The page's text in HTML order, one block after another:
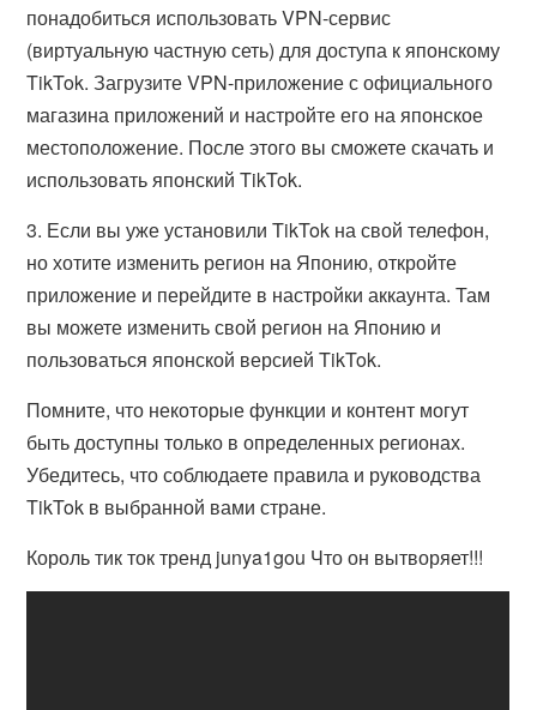
понадобиться использовать VPN-сервис
(виртуальную частную сеть) для доступа к японскому
TikTok. Загрузите VPN-приложение с официального
магазина приложений и настройте его на японское
местоположение. После этого вы сможете скачать и
использовать японский TikTok.
3. Если вы уже установили TikTok на свой телефон,
но хотите изменить регион на Японию, откройте
приложение и перейдите в настройки аккаунта. Там
вы можете изменить свой регион на Японию и
пользоваться японской версией TikTok.
Помните, что некоторые функции и контент могут
быть доступны только в определенных регионах.
Убедитесь, что соблюдаете правила и руководства
TikTok в выбранной вами стране.
Король тик ток тренд junya1gou Что он вытворяет!!!